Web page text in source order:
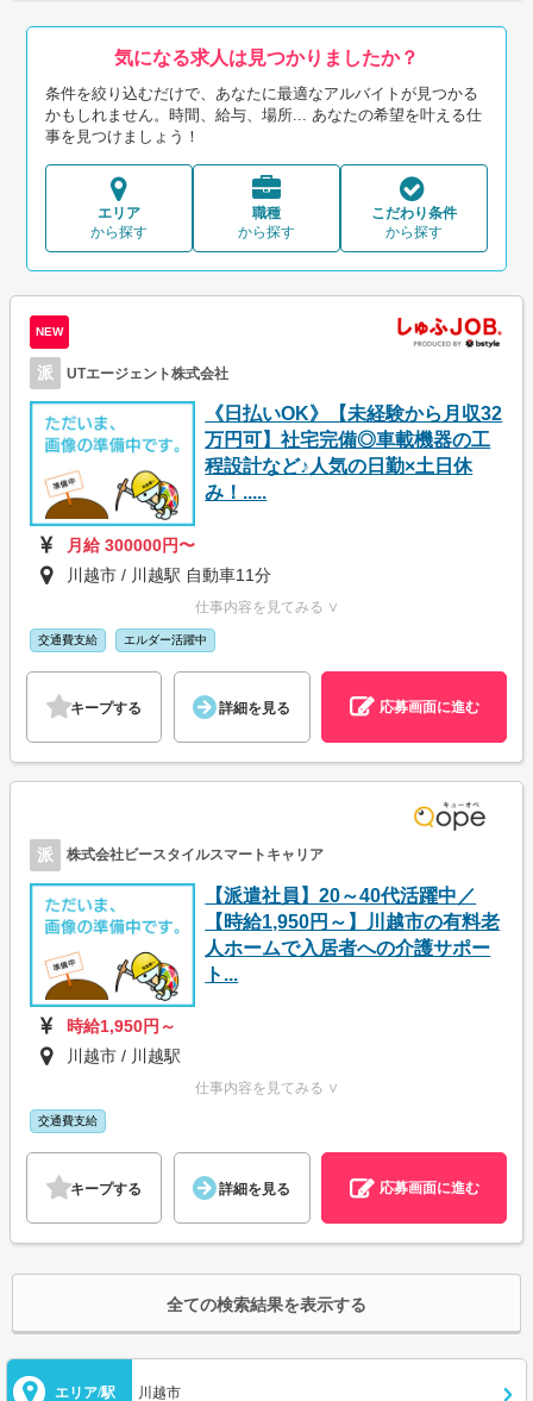
気になる求人は見つかりましたか？
条件を絞り込むだけで、あなたに最適なアルバイトが見つかる
かもしれません。時間、給与、場所... あなたの希望を叶える仕
事を見つけましょう！
エリア
から探す
職種
から探す
こだわり条件
から探す
NEW
派 UTエージェント株式会社
《日払いOK》【未経験から月収32
万円可】社宅完備◎車載機器の工
程設計など♪人気の日勤×土日休
み！.....
月給 300000円〜
川越市 / 川越駅 自動車11分
仕事内容を見てみる ∨
交通費支給 エルダー活躍中
キープする 詳細を見る 応募画面に進む
派 株式会社ビースタイルスマートキャリア
【派遣社員】20～40代活躍中／
【時給1,950円～】川越市の有料老
人ホームで入居者への介護サポー
ト...
時給1,950円～
川越市 / 川越駅
仕事内容を見てみる ∨
交通費支給
キープする 詳細を見る 応募画面に進む
全ての検索結果を表示する
エリア/駅 川越市